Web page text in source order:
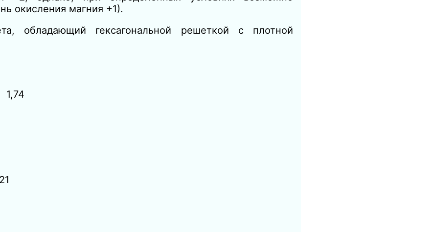
окисления магния +1).
обладающий гексагональной решеткой с плотной
1,74